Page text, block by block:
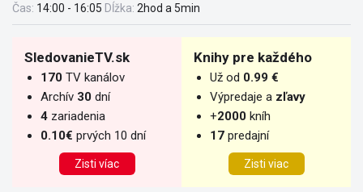
Čas: 14:00 - 16:05 Dĺžka: 2hod a 5min
SledovanieTV.sk
170 TV kanálov
Archív 30 dní
4 zariadenia
0.10€ prvých 10 dní
Zisti víac
Knihy pre každého
Už od 0.99 €
Výpredaje a zľavy
+2000 kníh
17 predajní
Zisti viac